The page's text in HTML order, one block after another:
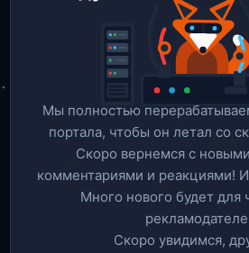
Мы полностью
портала, чтобы он летал со
Скоро вернемся c
комментариями и реакциями!
Много нового будет для
Скоро увидимся,